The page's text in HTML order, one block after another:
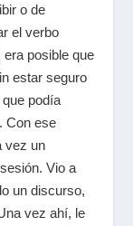
o de
el verbo
posible que
estar seguro
podía
Con ese
vez un
Vio a
un discurso,
vez ahí, le